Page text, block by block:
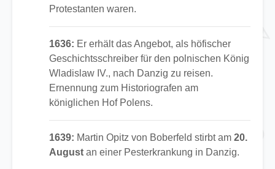
Protestanten waren.
1636: Er erhält das Angebot, als höfischer
Geschichtsschreiber für den polnischen König
Wladislaw IV., nach Danzig zu reisen.
Ernennung zum Historiografen am
königlichen Hof Polens.
1639: Martin Opitz von Boberfeld stirbt am 20.
August an einer Pesterkrankung in Danzig.